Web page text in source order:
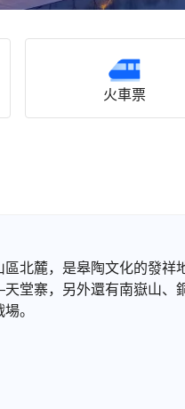
火車票
北麓，是皋陶文化的發祥
堂寨，另外還有南嶽山、
。